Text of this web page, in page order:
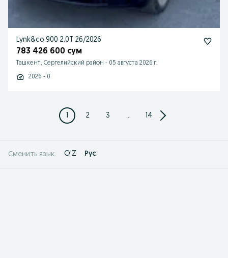
Lynk&co 900 2.0T 26/2026
783 426 600 сум
Ташкент, Сергелийский район - 05 августа 2026 г.
2026 - 0
1 2 3 ... 14
Сменить язык: O'Z Рус